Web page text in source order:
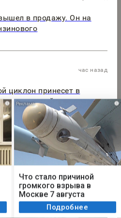
в продажу. Он на
час назад
циклон принесет в
и сильный ветер
время посещения сайта
что мы обрабатываем
с использованием
top.mail.ru, LiveInternet.
i i
Что стало причиной
громкого взрыва в
Москве 7 августа
Подробнее